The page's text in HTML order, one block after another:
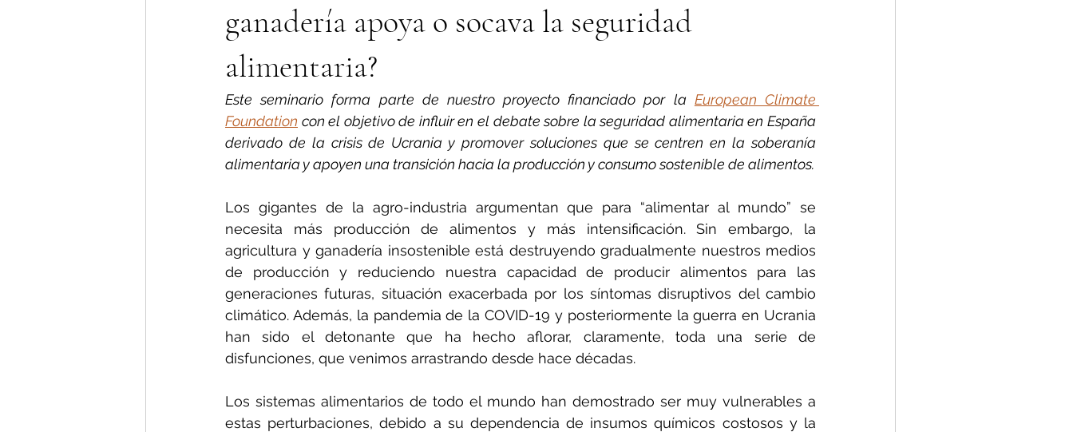
ganadería apoya o socava la seguridad
alimentaria?
Este seminario forma parte de nuestro proyecto financiado por la European Climate
Foundation con el objetivo de influir en el debate sobre la seguridad alimentaria en España
derivado de la crisis de Ucrania y promover soluciones que se centren en la soberanía
alimentaria y apoyen una transición hacia la producción y consumo sostenible de alimentos.
Los gigantes de la agro-industria argumentan que para “alimentar al mundo” se
necesita más producción de alimentos y más intensificación. Sin embargo, la
agricultura y ganadería insostenible está destruyendo gradualmente nuestros medios
de producción y reduciendo nuestra capacidad de producir alimentos para las
generaciones futuras, situación exacerbada por los síntomas disruptivos del cambio
climático. Además, la pandemia de la COVID-19 y posteriormente la guerra en Ucrania
han sido el detonante que ha hecho aflorar, claramente, toda una serie de
disfunciones, que venimos arrastrando desde hace décadas.
Los sistemas alimentarios de todo el mundo han demostrado ser muy vulnerables a
estas perturbaciones, debido a su dependencia de insumos químicos costosos y la